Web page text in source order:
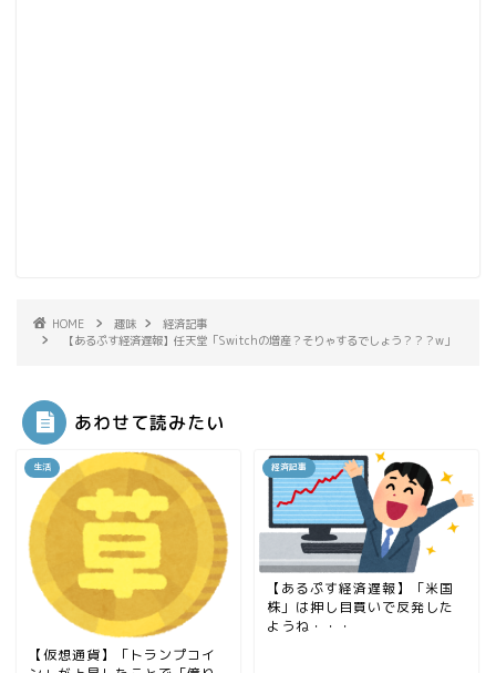
HOME 趣味
経済記事
【あるぷす経済遅報】任天堂「Switchの増産？そりゃするでしょう？？？w」
あわせて読みたい
生活
【仮想通貨】「トランプコイ
経済記事
【あるぷす経済遅報】「米国
株」は押し目買いで反発した
ようね・・・